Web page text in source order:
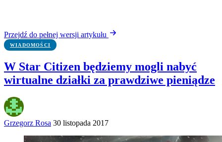
Przejdź do pełnej wersji artykułu
WIADOMOŚCI
W Star Citizen będziemy mogli nabyć
wirtualne działki za prawdziwe pieniądze
Grzegorz Rosa 30 listopada 2017